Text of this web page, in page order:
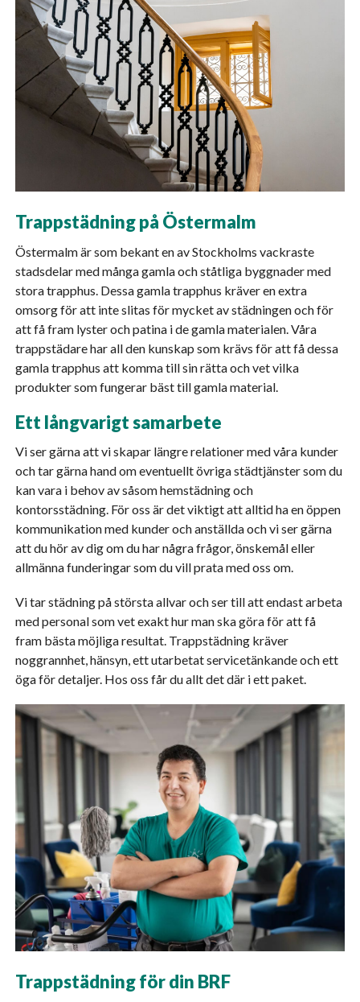
Trappstädning på Östermalm
Östermalm är som bekant en av Stockholms vackraste
stadsdelar med många gamla och ståtliga byggnader med
stora trapphus. Dessa gamla trapphus kräver en extra
omsorg för att inte slitas för mycket av städningen och för
att få fram lyster och patina i de gamla materialen. Våra
trappstädare har all den kunskap som krävs för att få dessa
gamla trapphus att komma till sin rätta och vet vilka
produkter som fungerar bäst till gamla material.
Ett långvarigt samarbete
Vi ser gärna att vi skapar längre relationer med våra kunder
och tar gärna hand om eventuellt övriga städtjänster som du
kan vara i behov av såsom hemstädning och
kontorsstädning. För oss är det viktigt att alltid ha en öppen
kommunikation med kunder och anställda och vi ser gärna
att du hör av dig om du har några frågor, önskemål eller
allmänna funderingar som du vill prata med oss om.
Vi tar städning på största allvar och ser till att endast arbeta
med personal som vet exakt hur man ska göra för att få
fram bästa möjliga resultat. Trappstädning kräver
noggrannhet, hänsyn, ett utarbetat servicetänkande och ett
öga för detaljer. Hos oss får du allt det där i ett paket.
Trappstädning för din BRF